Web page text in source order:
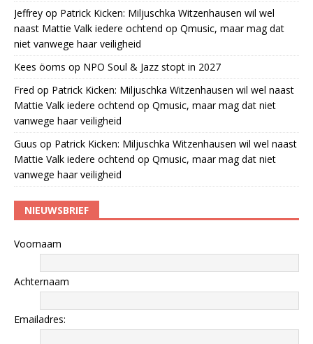
Jeffrey op Patrick Kicken: Miljuschka Witzenhausen wil wel
naast Mattie Valk iedere ochtend op Qmusic, maar mag dat
niet vanwege haar veiligheid
Kees öoms op NPO Soul & Jazz stopt in 2027
Fred op Patrick Kicken: Miljuschka Witzenhausen wil wel naast
Mattie Valk iedere ochtend op Qmusic, maar mag dat niet
vanwege haar veiligheid
Guus op Patrick Kicken: Miljuschka Witzenhausen wil wel naast
Mattie Valk iedere ochtend op Qmusic, maar mag dat niet
vanwege haar veiligheid
NIEUWSBRIEF
Voornaam
Achternaam
Emailadres: